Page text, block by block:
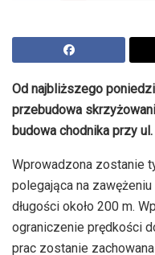
Od najbliższego
przebudowa
budowa chodnika przy ul.
Wprowadzona zostanie
polegająca na
długości około 200 m.
ograniczenie prędkości
prac zostanie